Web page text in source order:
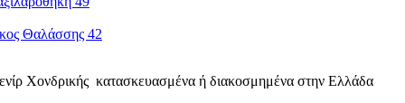
Χονδρικής κατασκευασμένα ή διακοσμημένα στην Ελλάδα